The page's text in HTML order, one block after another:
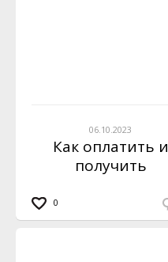
0
06.10.2023
Как оплатить и
получить